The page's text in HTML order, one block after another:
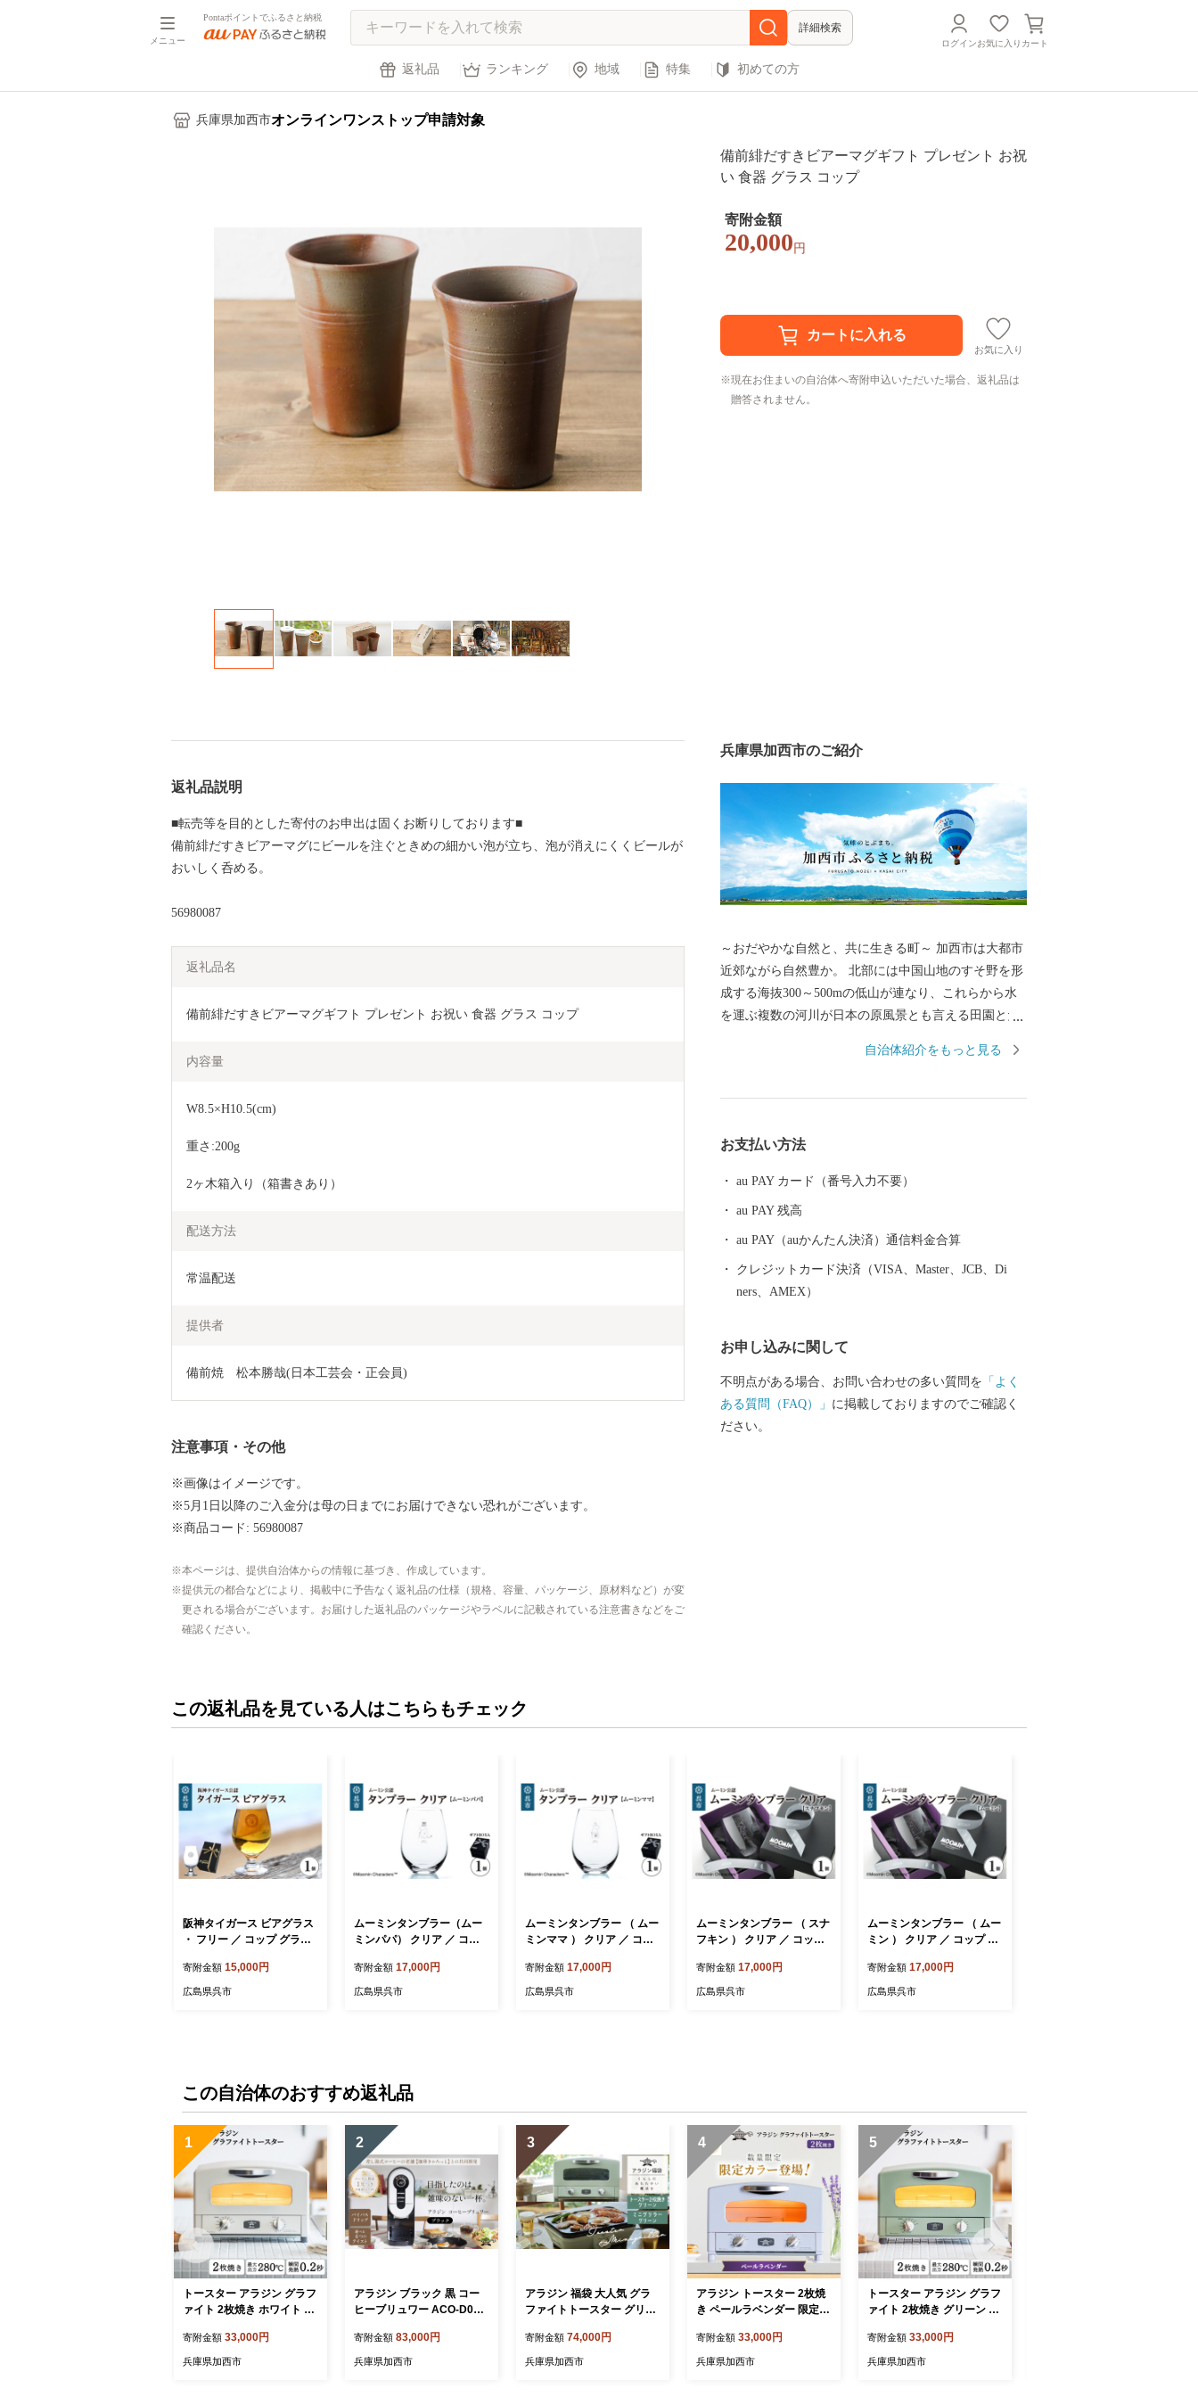
メニュー
Pontaポイントでふるさと納税
詳細検索
ログインお気に入り カート
返礼品 ランキング 地域 特集 初めての方
兵庫県加西市オンラインワンストップ申請対象
備前緋だすきビアーマグギフト プレゼント お祝
い 食器 グラス コップ
寄附金額
20,000 円
お気に入り
現在お住まいの自治体へ寄附申込いただいた場合、返礼品は
贈答されません。
返礼品説明
■転売等を目的とした寄付のお申出は固くお断りしております■
備前緋だすきビアーマグにビールを注ぐときめの細かい泡が立ち、泡が消えにくくビールが
おいしく呑める。
56980087
返礼品名
備前緋だすきビアーマグギフト プレゼント お祝い 食器 グラス コップ
内容量
W8.5×H10.5(cm)
重さ:200g
2ヶ木箱入り（箱書きあり）
配送方法
常温配送
提供者
備前焼　松本勝哉(日本工芸会・正会員)
注意事項・その他
※画像はイメージです。
※5月1日以降のご入金分は母の日までにお届けできない恐れがございます。
※商品コード: 56980087
本ページは、提供自治体からの情報に基づき、作成しています。
提供元の都合などにより、掲載中に予告なく返礼品の仕様（規格、容量、パッケージ、原材料など）が変
更される場合がございます。お届けした返礼品のパッケージやラベルに記載されている注意書きなどをご
確認ください。
兵庫県加西市のご紹介
～おだやかな自然と、共に生きる町～ 加西市は大都市
近郊ながら自然豊か。 北部には中国山地のすそ野を形
成する海抜300～500mの低山が連なり、これらから水
を運ぶ複数の河川が日本の原風景とも言える田園とた
で市内を移動するとその豊かな風景を目にすることが
きます。
自治体紹介をもっと見る
お支払い方法
au PAY カード（番号入力不要）
au PAY 残高
au PAY（auかんたん決済）通信料金合算
クレジットカード決済（VISA、Master、JCB、Di
ners、AMEX）
お申し込みに関して
不明点がある場合、お問い合わせの多い質問を 「よく
ある質問（FAQ）」 に掲載しておりますのでご確認く
ださい。
この返礼品を見ている人はこちらもチェック
阪神タイガース ビアグラス
・ フリー ／ コップ グラス
ギフト プレゼント 贈り物
誕生日 広島県 呉市 送料無
寄附金額 15,000円
広島県呉市
ムーミンタンブラー（ムー
ミンパパ） クリア ／ コッ
ト プレゼント 贈り物 誕生
日 広島県 呉市 送料無料 ku
寄附金額 17,000円
広島県呉市
ムーミンタンブラー （ ムー
ミンママ ） クリア ／ コッ
ト プレゼント 贈り物 誕生
日 広島県 呉市 送料無料 ku
寄附金額 17,000円
広島県呉市
ムーミンタンブラー （ スナ
フキン ） クリア ／ コップ
プレゼント 贈り物 誕生日
広島県 呉市 送料無料 ku186
寄附金額 17,000円
広島県呉市
ムーミンタンブラー （ ムー
ミン ） クリア ／ コップ グ
食器 ギフト プレゼント 贈
り物 誕生日 広島県 呉市 送
寄附金額 17,000円
広島県呉市
この自治体のおすすめ返礼品
1
トースター アラジン グラフ
ァイト 2枚焼き ホワイト A
れ インテリア キッチン 家
電 兵庫 加西市 お掃除 お手
寄附金額 33,000円
兵庫県加西市
2
アラジン ブラック 黒 コー
ヒーブリュワー ACO-D01A
珈琲 コーヒー ドリップコー
ヒー 調理家電 キッチン家電
寄附金額 83,000円
兵庫県加西市
3
アラジン 福袋 大人気 グラ
ファイトトースター グリー
ラー AET-GS13C CAG-MG
7AG セット グラファイトト
寄附金額 74,000円
兵庫県加西市
4
アラジン トースター 2枚焼
き ペールラベンダー 限定カ
おしゃれ インテリア キッチ
ン 家電 調理 朝食 パン 調理
寄附金額 33,000円
兵庫県加西市
5
トースター アラジン グラフ
ァイト 2枚焼き グリーン A
れ インテリア キッチン 家
電 兵庫 加西市 朝食 食パン
寄附金額 33,000円
兵庫県加西市